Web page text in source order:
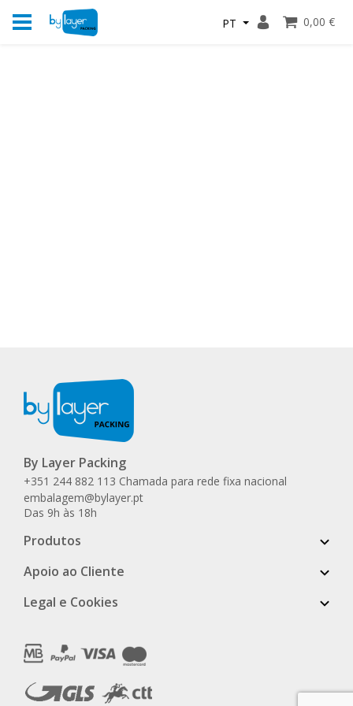
PT 0,00 €
By Layer Packing
+351 244 882 113 Chamada para rede fixa nacional
embalagem@bylayer.pt
Das 9h às 18h
Produtos
Apoio ao Cliente
Legal e Cookies